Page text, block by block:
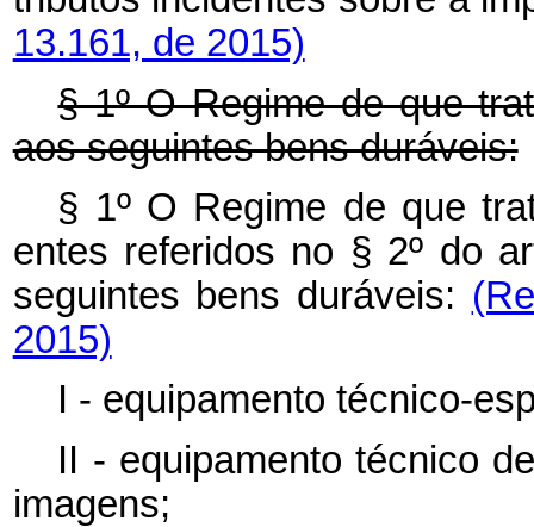
13.161, de 2015)
§ 1º O Regime de que
aos seguintes bens duráveis:
§ 1º O Regime de que
entes referidos no § 2º do
seguintes bens duráveis:
2015)
I - equipamento técnico-
II - equipamento técnico
imagens;